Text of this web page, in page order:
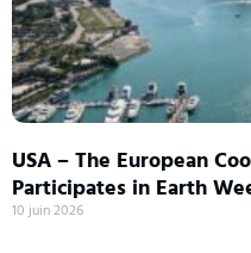
USA – The European
Participates in Earth
10 juin 2026